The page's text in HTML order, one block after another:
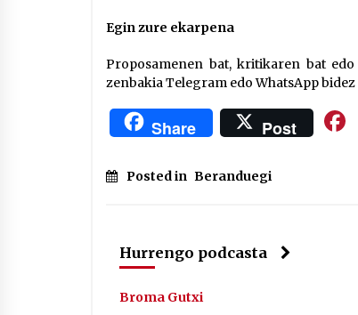
Egin zure ekarpena
Proposamenen bat, kritikaren bat
zenbakia Telegram edo WhatsApp
Share Post
Posted in Beranduegi
Hurrengo podcasta
Broma Gutxi